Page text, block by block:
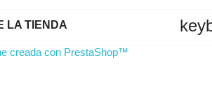
LA TIENDA
creada con PrestaShop™